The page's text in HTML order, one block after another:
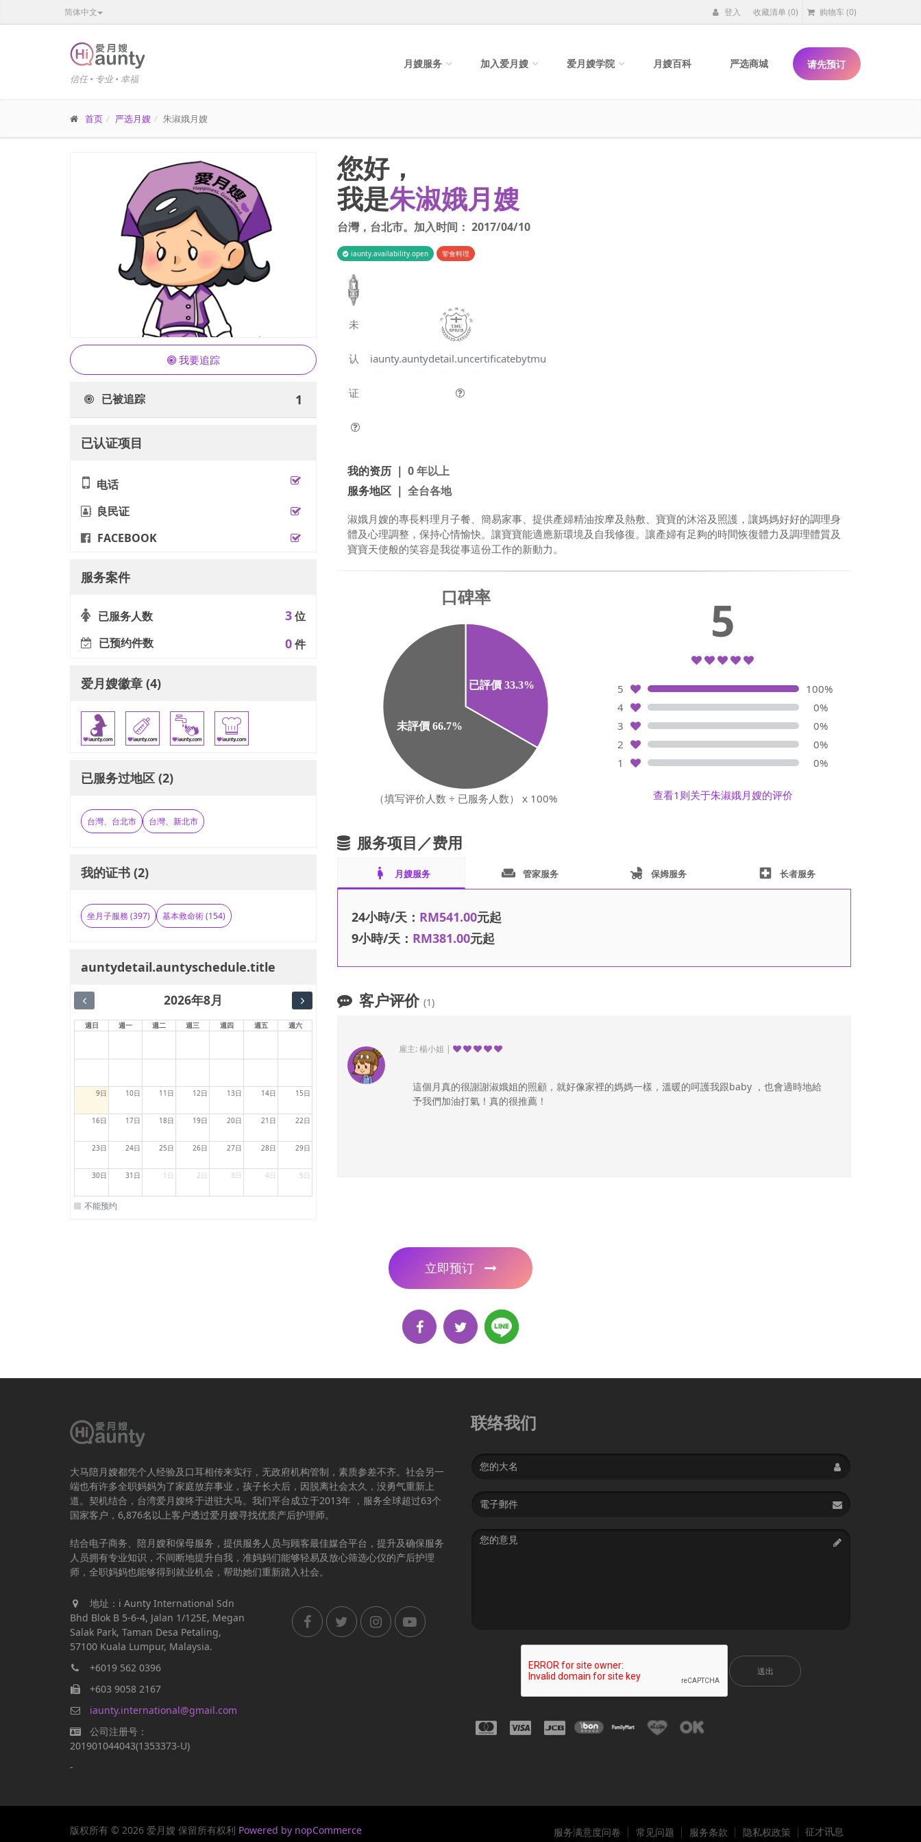
简体中文 登入 收藏清单(0) 购物车(0)
信任 • 专业 • 幸福
月嫂服务 加入爱月嫂 爱月嫂学院 月嫂百科 严选商城 请先预订
首页 严选月嫂 朱淑娥月嫂
我要追踪
已被追踪 1
您好，
我是朱淑娥月嫂
台灣， 台北市。加入时间： 2017/04/10
iaunty.availability.open 荤食料理
未
认
证
iaunty.auntydetail.uncertificatebytmu
我的资历 ｜ 0 年以上
服务地区 ｜ 全台各地
淑娥月嫂的專長料理月子餐、簡易家事、提供產婦精油按摩及熱敷、寶寶的沐浴及照護，讓媽媽好好的調理身
體及心理調整，保持心情愉快。讓寶寶能適應新環境及自我修復。讓產婦有足夠的時間恢復體力及調理體質及
寶寶天使般的笑容是我從事這份工作的新動力。
（填写评价人数 ÷ 已服务人数） x 100%
5
5
100%
4
0%
3
0%
2
0%
1
0%
查看1则关于朱淑娥月嫂的评价
已认证项目
电话
良民证
FACEBOOK
服务案件
已服务人数 3位
已预约件数
0件
爱月嫂徽章 (4)
已服务过地区 (2)
台灣、台北市 台灣、新北市
我的证书 (2)
坐月子服務 (397) 基本救命術 (154)
auntydetail.auntyschedule.title
2026年8月
週日 週一 週二 週三 週四 週五 週六
9日 10日 11日 12日 13日 14日 15日
16日 17日 18日 19日 20日 21日 22日
23日 24日 25日 26日 27日 28日 29日
30日 31日 1日 2日 3日 4日 5日
不能预约
服务项目／费用
pregnant_woman 月嫂服务 weekend 管家服务 child_friendly 保姆服务 local_hospital 长者服务
24小時/天： RM541.00元起
9小時/天： RM381.00元起
客户评价 (1)
雇主: 楊小姐 |
這個月真的很謝謝淑娥姐的照顧，就好像家裡的媽媽一樣，溫暖的呵護我跟baby ，也會適時地給
予我們加油打氣！真的很推薦！
立即预订
大马陪月嫂都凭个人经验及口耳相传来实行，无政府机构管制，素质参差不齐。社会另一
端也有许多全职妈妈为了家庭放弃事业，孩子长大后，因脱离社会太久，没勇气重新上
道。契机结合，台湾爱月嫂终于进驻大马。我们平台成立于2013年 ，服务全球超过63个
国家客户，6,876名以上客户透过爱月嫂寻找优质产后护理师。
结合电子商务、陪月嫂和保母服务，提供服务人员与顾客最佳媒合平台，提升及确保服务
人员拥有专业知识，不间断地提升自我，准妈妈们能够轻易及放心筛选心仪的产后护理
师，全职妈妈也能够得到就业机会，帮助她们重新踏入社会。
地址：i Aunty International Sdn
Bhd Blok B 5-6-4, Jalan 1/125E, Megan
Salak Park, Taman Desa Petaling,
57100 Kuala Lumpur, Malaysia.
+6019 562 0396
+603 9058 2167
iaunty.international@gmail.com
公司注册号：
201901044043(1353373-U)
-
联络我们
Name
Email
address
Message
送出
版权所有 © 2026 爱月嫂 保留所有权利 Powered by nopCommerce 服务满意度问卷 常见问题 服务条款 隐私权政策 征才讯息